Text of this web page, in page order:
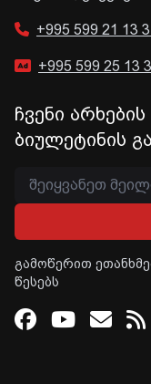
+995 599 21 13
+995 599 25 13
ჩვენი
ბიულეტინის
გამოწერით
წესებს
Facebook
Youtube
Email